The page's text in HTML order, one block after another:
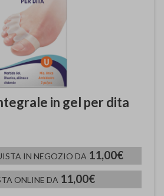
in gel per dita
IN NEGOZIO DA 11,00€
ONLINE DA 11,00€